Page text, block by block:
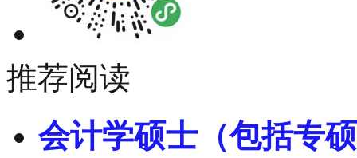
推荐阅读
会计学硕士（包括专